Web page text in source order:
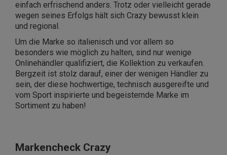
einfach erfrischend anders. Trotz oder vielleicht gerade
wegen seines Erfolgs hält sich Crazy bewusst klein
und regional.
Um die Marke so italienisch und vor allem so
besonders wie möglich zu halten, sind nur wenige
Onlinehändler qualifiziert, die Kollektion zu verkaufen.
Bergzeit ist stolz darauf, einer der wenigen Händler zu
sein, der diese hochwertige, technisch ausgereifte und
vom Sport inspirierte und begeisternde Marke im
Sortiment zu haben!
Markencheck Crazy